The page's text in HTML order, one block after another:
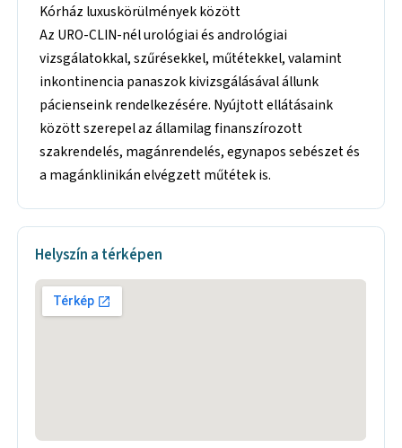
Kórház luxuskörülmények között
Az URO-CLIN-nél urológiai és andrológiai
vizsgálatokkal, szűrésekkel, műtétekkel, valamint
inkontinencia panaszok kivizsgálásával állunk
pácienseink rendelkezésére. Nyújtott ellátásaink
között szerepel az államilag finanszírozott
szakrendelés, magánrendelés, egynapos sebészet és
a magánklinikán elvégzett műtétek is.
Helyszín a térképen